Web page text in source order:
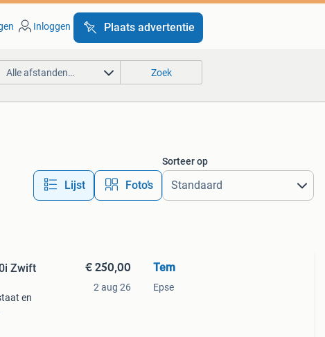
Inloggen Plaats advertentie
Alle afstanden… Zoek
Lijst Foto’s
Sorteer op
Zwift
en
€ 250,00
2 aug 26
Tem
Epse